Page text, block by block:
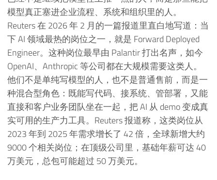
模型真正塞进企业流程、系统和组织里的人。
Reuters 在 2026 年 2 月的一篇报道里直白地写道：当
下 AI 领域最热的岗位之一，就是 Forward Deployed
Engineer。这种岗位最早由 Palantir 打出名声，如今
OpenAI、Anthropic 等公司都在大规模需要这类人。
他们不是单纯写模型的人，也不是普通售前，而是一
种混合型角色：既能写代码、接系统、管部署，又能
直接和客户业务团队坐在一起，把 AI 从 demo 变成真
实可用的生产力工具。Reuters 报道称，这类岗位从
2023 年到 2025 年需求增长了 42 倍，全球新增大约
9000 个相关岗位；在顶级公司里，基础年薪可达 40
万美元，总包可能超过 50 万美元。